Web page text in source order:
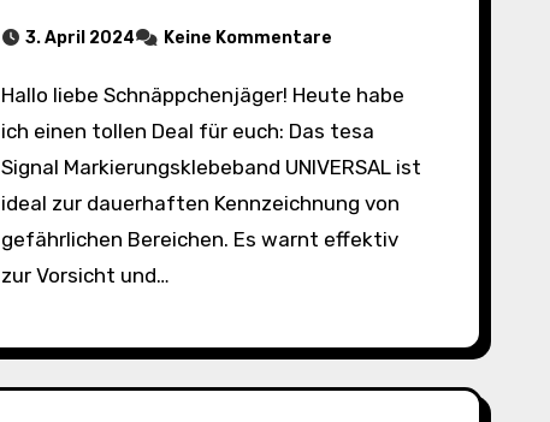
3. April 2024 Keine Kommentare
Hallo liebe Schnäppchenjäger! Heute habe
ich einen tollen Deal für euch: Das tesa
Signal Markierungsklebeband UNIVERSAL ist
ideal zur dauerhaften Kennzeichnung von
gefährlichen Bereichen. Es warnt effektiv
zur Vorsicht und…